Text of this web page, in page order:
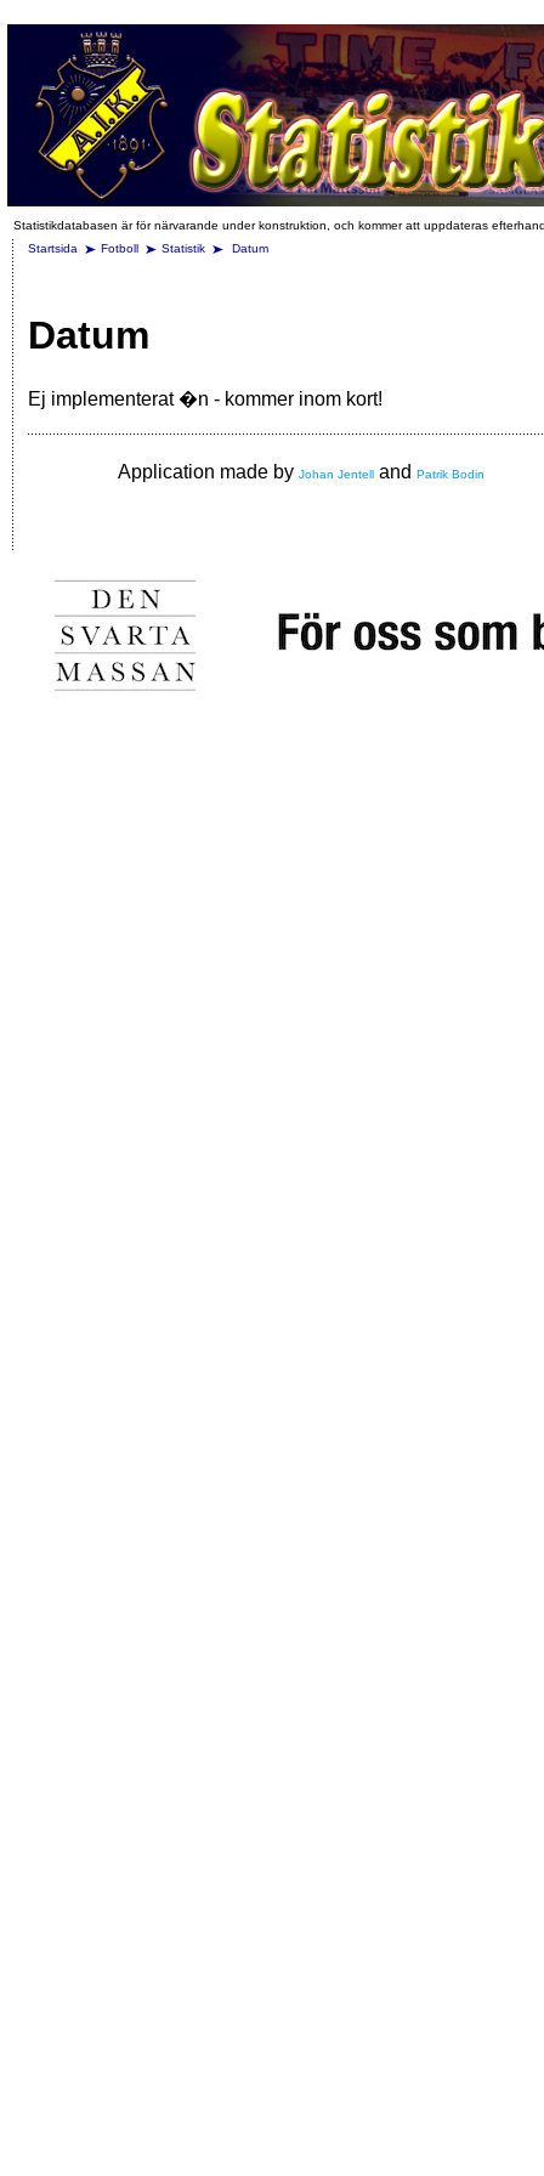
Statistikdatabasen är för närvarande under konstruktion, och kommer att uppdateras
Startsida
Fotboll Statistik Datum
Datum
Ej implementerat �n - kommer inom kort!
Application made by Johan Jentell and Patrik Bodin